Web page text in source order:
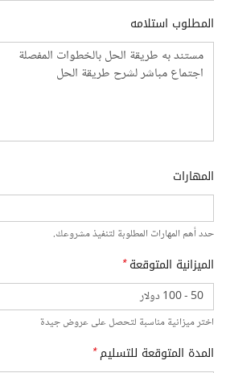
المطلوب استلامه
المهارات
حدد أهم المهارات المطلوبة لتنفيذ مشروعك.
الميزانية المتوقعة*
اختر ميزانية مناسبة لتحصل على عروض جيدة
المدة المتوقعة للتسليم*